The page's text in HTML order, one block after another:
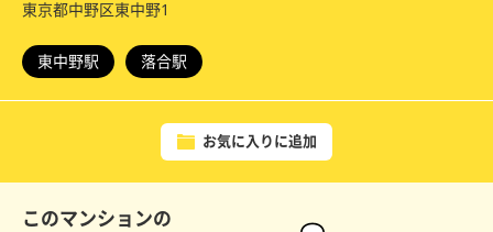
東京都中野区東中野1
東中野駅 落合駅
お気に入りに追加
このマンションの